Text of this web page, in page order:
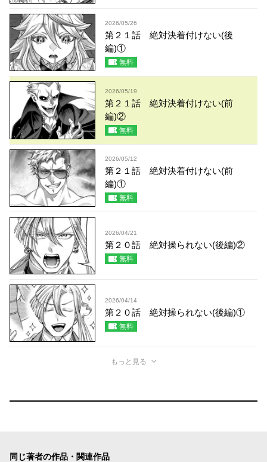
2026/05/26
第２１話 絶対決着付けない(後
編)①
無料
2026/05/19
第２１話 絶対決着付けない(前
編)②
無料
2026/05/12
第２１話 絶対決着付けない(前
編)①
無料
2026/04/21
第２０話 絶対操られない(後編)②
無料
2026/04/14
第２０話 絶対操られない(後編)①
無料
もっと見る
同じ著者の作品・関連作品